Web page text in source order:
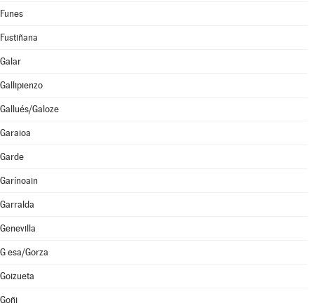
Funes
Fustiñana
Galar
Gallipienzo
Gallués/Galoze
Garaioa
Garde
Garínoain
Garralda
Genevilla
G esa/Gorza
Goizueta
Goñi